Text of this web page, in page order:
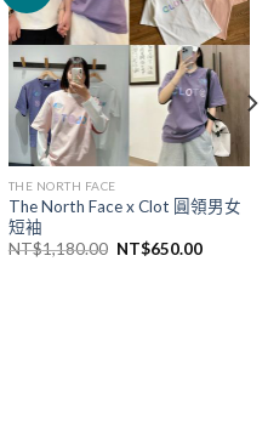
THE NORTH FACE
The North Face x Clot 圓領男女
短袖
NT$1,180.00 NT$650.00